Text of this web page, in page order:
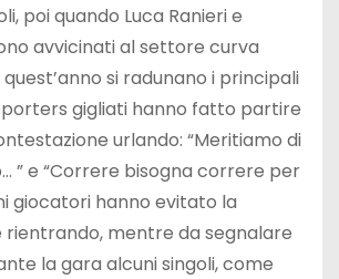
poi quando Luca Ranieri e
avvicinati al settore curva
si radunano i principali
gigliati hanno fatto partire
urlando: “Meritiamo di
” e “Correre bisogna correre per
giocatori hanno evitato la
mentre da segnalare
la gara alcuni singoli, come